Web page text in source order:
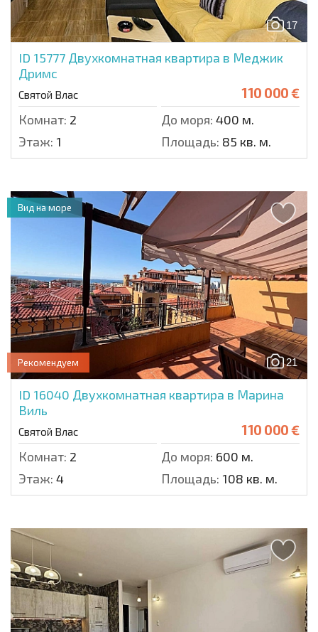
17
ID 15777 Двухкомнатная квартира в Меджик
Дримс
Святой Влас 110 000 €
Комнат: 2 До моря: 400 м.
Этаж: 1 Площадь: 85 кв. м.
21
Рекомендуем
ID 16040 Двухкомнатная квартира в Марина
Виль
Святой Влас 110 000 €
Комнат: 2 До моря: 600 м.
Этаж: 4 Площадь: 108 кв. м.
Вид на море